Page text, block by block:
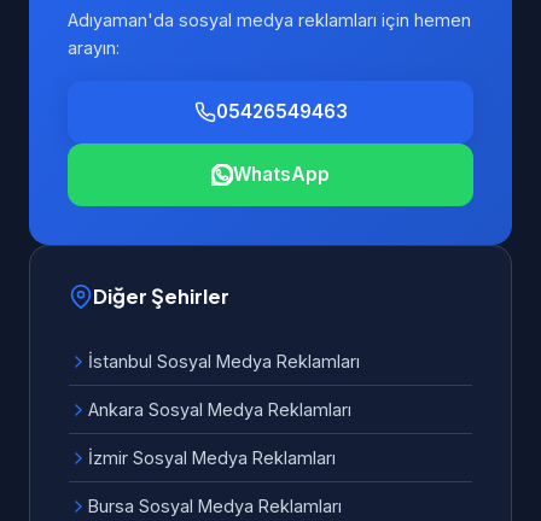
Adıyaman'da sosyal medya reklamları için hemen
arayın:
05426549463
WhatsApp
Diğer Şehirler
İstanbul Sosyal Medya Reklamları
Ankara Sosyal Medya Reklamları
İzmir Sosyal Medya Reklamları
Bursa Sosyal Medya Reklamları